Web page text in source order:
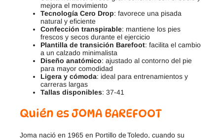
mejora el movimiento
Tecnología Cero Drop: favorece una pisada
natural y eficiente
Confección transpirable: mantiene los pies
frescos y secos durante el ejercicio
Plantilla de transición Barefoot: facilita el cambio
a un calzado minimalista
Diseño anatómico: ajustado al contorno del pie
para mayor comodidad
Ligera y cómoda: ideal para entrenamientos y
carreras largas
Tallas disponibles: 37-41
Quién es JOMA BAREFOOT
Joma nació en 1965 en Portillo de Toledo, cuando su